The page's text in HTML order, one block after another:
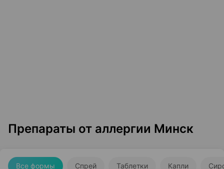
Препараты от аллергии Минск
Все формы Спрей Таблетки Капли